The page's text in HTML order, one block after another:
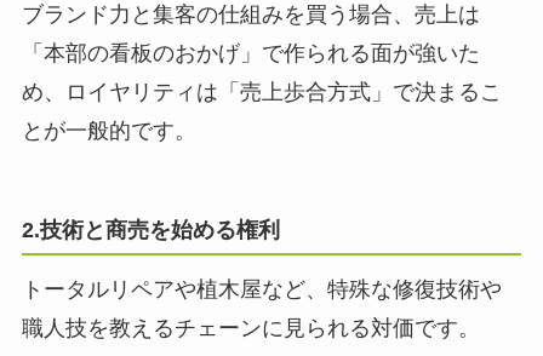
ブランド力と集客の仕組みを買う場合、売上は
「本部の看板のおかげ」で作られる面が強いた
め、ロイヤリティは「売上歩合方式」で決まるこ
とが一般的です。
2.技術と商売を始める権利
トータルリペアや植木屋など、特殊な修復技術や
職人技を教えるチェーンに見られる対価です。